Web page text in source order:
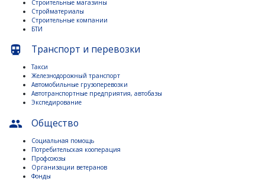
Строительные магазины
Стройматериалы
Строительные компании
БТИ
directions_subway Транспорт и перевозки
Такси
Железнодорожный транспорт
Автомобильные грузоперевозки
Автотранспортные предприятия, автобазы
Экспедирование
people Общество
Социальная помощь
Потребительская кооперация
Профсоюзы
Организации ветеранов
Фонды